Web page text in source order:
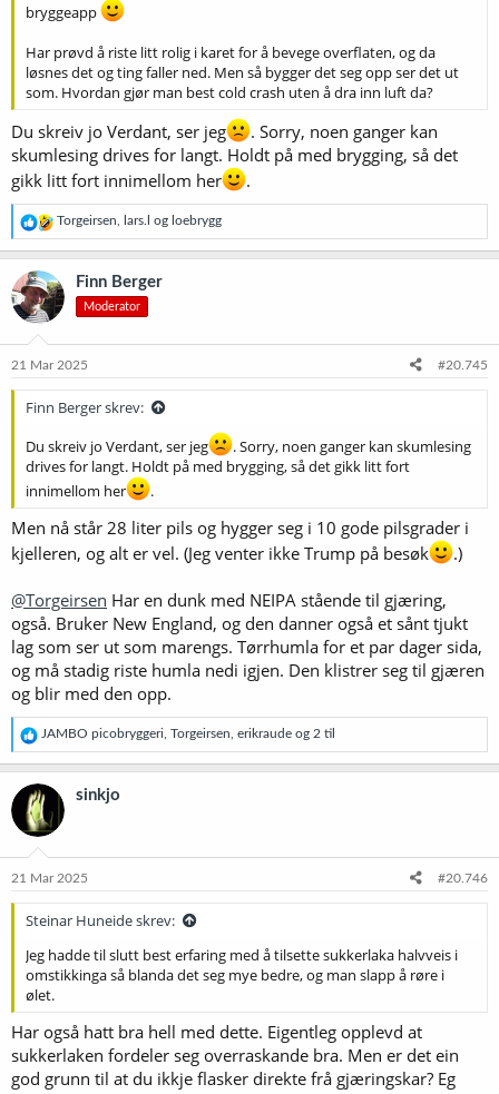
bryggeapp
Har prøvd å riste litt rolig i karet for å bevege overflaten, og da
løsnes det og ting faller ned. Men så bygger det seg opp ser det ut
som. Hvordan gjør man best cold crash uten å dra inn luft da?
Du skreiv jo Verdant, ser jeg
. Sorry, noen ganger kan
skumlesing drives for langt. Holdt på med brygging, så det
gikk litt fort innimellom her
.
R
e
a
s
j
n
e
Torgeirsen lars.l og loebrygg
Finn Berger
Moderator
21 Mar 2025 #20.745
Finn Berger skrev:
Du skreiv jo Verdant, ser jeg
. Sorry, noen ganger kan skumlesing
drives for langt. Holdt på med brygging, så det gikk litt fort
innimellom her
.
Men nå står 28 liter pils og hygger seg i 10 gode pilsgrader i
kjelleren, og alt er vel. (Jeg venter ikke Trump på besøk
.)
@Torgeirsen Har en dunk med NEIPA stående til gjæring,
også. Bruker New England, og den danner også et sånt tjukt
lag som ser ut som marengs. Tørrhumla for et par dager sida,
og må stadig riste humla nedi igjen. Den klistrer seg til gjæren
og blir med den opp.
R
e
a
k
s
j
o
e
JAMBO picobryggeri Torgeirsen erikraude og 2 til
sinkjo
21 Mar 2025 #20.746
Steinar Huneide skrev:
Jeg hadde til slutt best erfaring med å tilsette sukkerlaka halvveis i
omstikkinga så blanda det seg mye bedre, og man slapp å røre i
ølet.
Har også hatt bra hell med dette. Eigentleg opplevd at
sukkerlaken fordeler seg overraskande bra. Men er det ein
god grunn til at du ikkje flasker direkte frå gjæringskar? Eg